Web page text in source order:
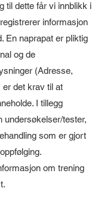
til dette får vi innblikk i
informasjon
En naprapat er pliktig
og de
(Adresse,
det krav til at
I tillegg
undersøkelser/tester,
som er gjort
om trening